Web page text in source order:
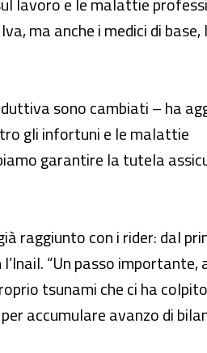
ma anche i medici di base,
sono cambiati – ha
gli infortuni e le malattie
garantire la tutela
raggiunto con i rider: dal
“Un passo importante,
tsunami che ci ha
accumulare avanzo di